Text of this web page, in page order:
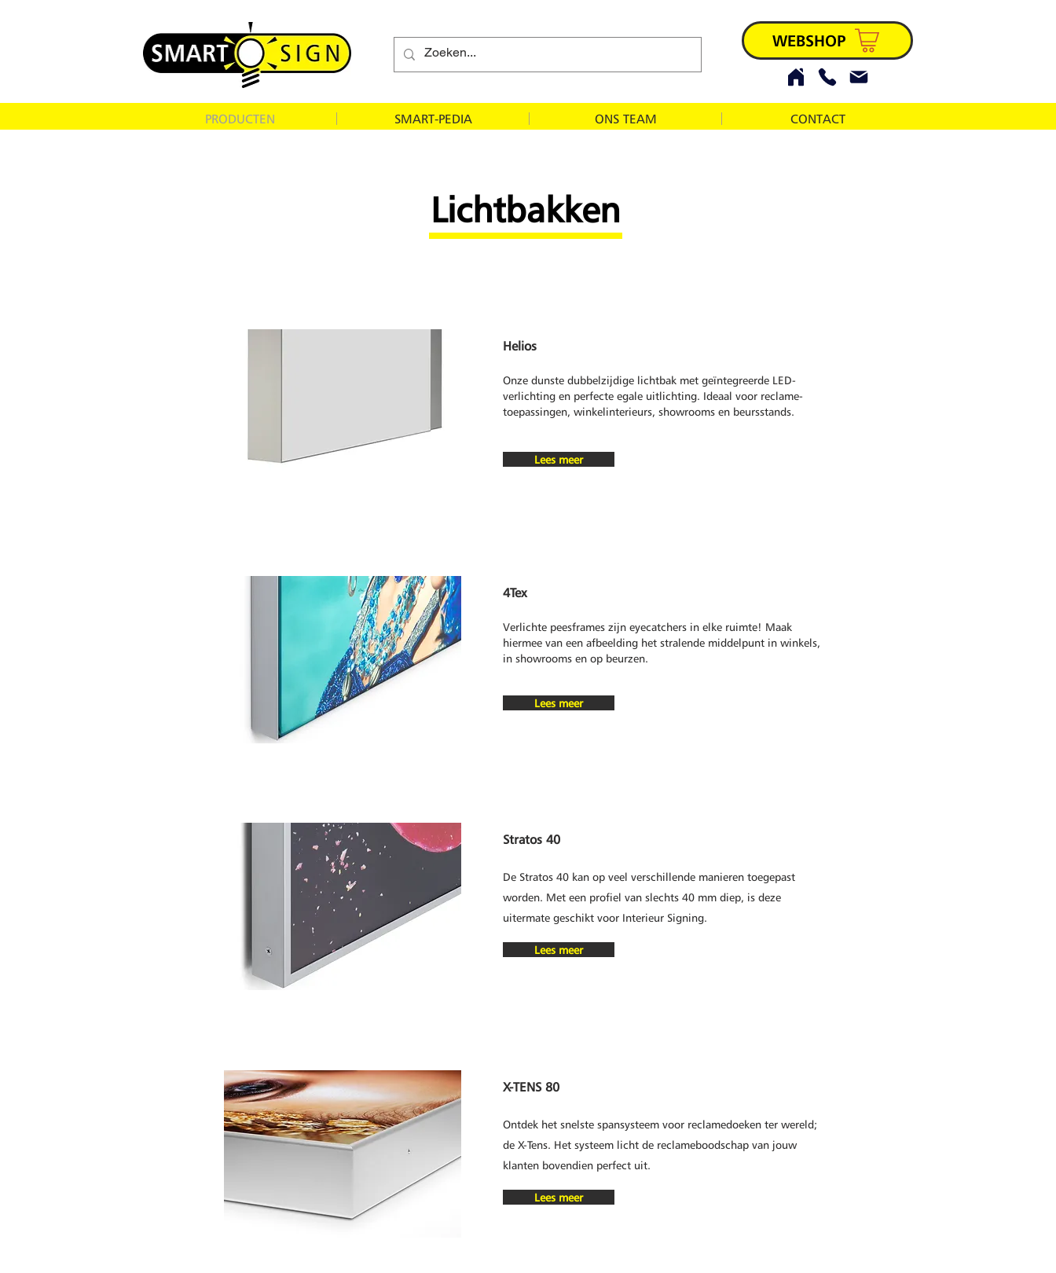
WEBSHOP
PRODUCTEN SMART-PEDIA ONS TEAM CONTACT
Lichtbakken
Helios
Onze dunste dubbelzijdige lichtbak met geïntegreerde LED-
verlichting en perfecte egale uitlichting. Ideaal voor reclame-
toepassingen, winkelinterieurs, showrooms en beursstands.
Lees meer
4Tex
Verlichte peesframes zijn eyecatchers in elke ruimte! Maak
hiermee van een afbeelding het stralende middelpunt in winkels,
in showrooms en op beurzen.
Lees meer
Stratos 40
De Stratos 40 kan op veel verschillende manieren toegepast
worden. Met een profiel van slechts 40 mm diep, is deze
uitermate geschikt voor Interieur Signing.
Lees meer
X-TENS 80
Ontdek het snelste spansysteem voor reclamedoeken ter wereld;
de X-Tens. Het systeem licht de reclameboodschap van jouw
klanten bovendien perfect uit.
Lees meer